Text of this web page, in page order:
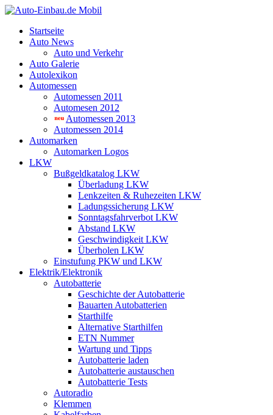
Startseite
Auto News
Auto und Verkehr
Auto Galerie
Autolexikon
Automessen
Automessen 2011
Automesen 2012
Automessen 2013
Automessen 2014
Automarken
Automarken Logos
LKW
Bußgeldkatalog LKW
Überladung LKW
Lenkzeiten & Ruhezeiten LKW
Ladungssicherung LKW
Sonntagsfahrverbot LKW
Abstand LKW
Geschwindigkeit LKW
Überholen LKW
Einstufung PKW und LKW
Elektrik/Elektronik
Autobatterie
Geschichte der Autobatterie
Bauarten Autobatterien
Starthilfe
Alternative Starthilfen
ETN Nummer
Wartung und Tipps
Autobatterie laden
Autobatterie austauschen
Autobatterie Tests
Autoradio
Klemmen